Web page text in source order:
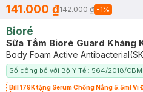
141.000 ₫142.000 ₫ -1%
Bioré
Sữa Tắm Bioré Guard Kháng
Body Foam Active Antibacterial
Số công bố với Bộ Y Tế : 564/2018/
Bill 179K tặng Serum Chống Nắng 5.5ml Vi